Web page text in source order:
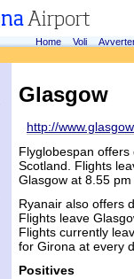
Home Voli
Glasgow
http://
Flyglobespan
Scotland. Flights
Glasgow at 8.55
Ryanair also offers
Flights leave
Flights currently
for Girona at every
Positives